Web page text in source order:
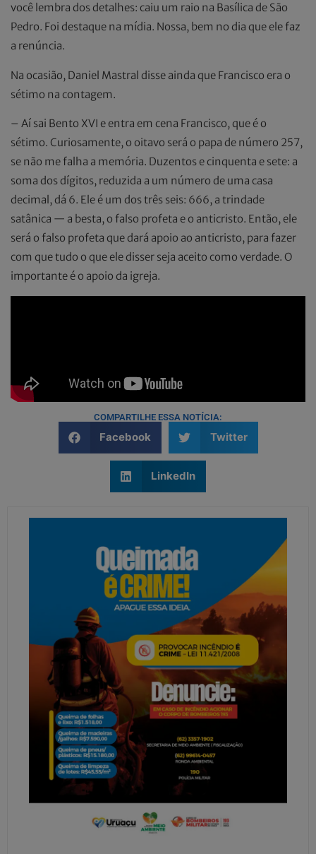
você lembra dos detalhes: caiu um raio na Basílica de São
Pedro. Foi destaque na mídia. Nossa, bem no dia que ele faz
a renúncia.
Na ocasião, Daniel Mastral disse ainda que Francisco era o
sétimo na contagem.
– Aí sai Bento XVI e entra em cena Francisco, que é o
sétimo. Curiosamente, o oitavo será o papa de número 257,
se não me falha a memória. Duzentos e cinquenta e sete: a
soma dos dígitos, reduzida a um número de uma casa
decimal, dá 6. Ele é um dos três seis: 666, a trindade
satânica — a besta, o falso profeta e o anticristo. Então, ele
será o falso profeta que dará apoio ao anticristo, para fazer
com que tudo o que ele disser seja aceito como verdade. O
importante é o apoio da igreja.
COMPARTILHE ESSA NOTÍCIA:
Facebook Twitter
LinkedIn